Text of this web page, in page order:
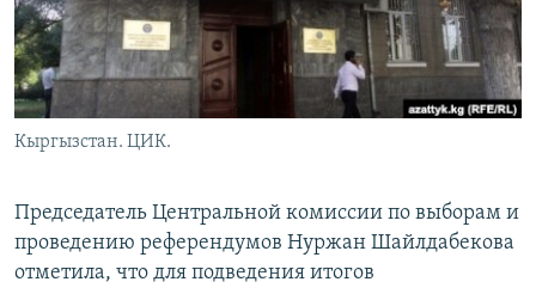
Кыргызстан. ЦИК.
Председатель Центральной комиссии по выборам и
проведению референдумов Нуржан Шайлдабекова
отметила, что для подведения итогов